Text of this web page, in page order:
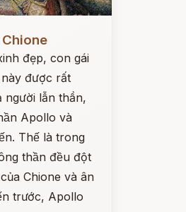
đẹp, con gái
được rất
người lẫn thần,
Apollo và
Thế là trong
thần đều đột
Chione và ân
trước, Apollo